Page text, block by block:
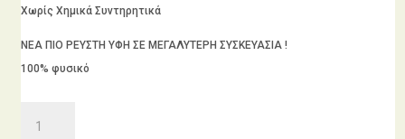
Χωρίς Χημικά Συντηρητικά
ΝΕΑ ΠΙΟ ΡΕΥΣΤΗ ΥΦΗ ΣΕ ΜΕΓΑΛΥΤΕΡΗ ΣΥΣΚΕΥΑΣΙΑ !
100% φυσικό